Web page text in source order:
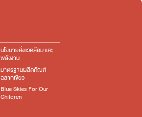
นโยบายสิ่งแวดล้อม และ
พลังงาน
มาตรฐานผลิตภัณฑ์
ฉลากเขียว
Blue Skies For Our
Children